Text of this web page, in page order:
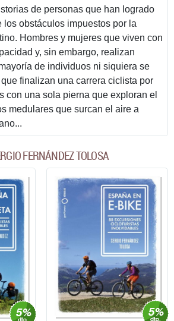
de personas que han logrado
los obstáculos impuestos por la
Hombres y mujeres que viven con
y, sin embargo, realizan
de individuos ni siquiera se
finalizan una carrera ciclista por
con una sola pierna que exploran el
medulares que surcan el aire a
FERNÁNDEZ TOLOSA